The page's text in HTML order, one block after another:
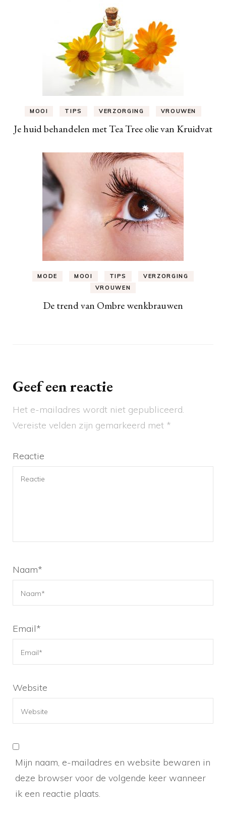
MOOI TIPS VERZORGING VROUWEN
Je huid behandelen met Tea Tree olie van Kruidvat
MODE MOOI TIPS
VERZORGING
VROUWEN
De trend van Ombre wenkbrauwen
Geef een reactie
Het e-mailadres wordt niet gepubliceerd.
Vereiste velden zijn gemarkeerd met *
Reactie
Naam*
Email*
Website
Mijn naam, e-mailadres en website bewaren in
deze browser voor de volgende keer wanneer
ik een reactie plaats.